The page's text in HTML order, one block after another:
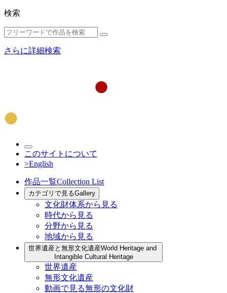
検索
さらに詳細検索
このサイトについて
>English
作品一覧Collection List
カテゴリで見るGallery
文化財体系から見る
時代から見る
分野から見る
地域から見る
世界遺産と無形文化遺産World Heritage and
Intangible Cultural Heritage
世界遺産
無形文化遺産
動画で見る無形の文化財